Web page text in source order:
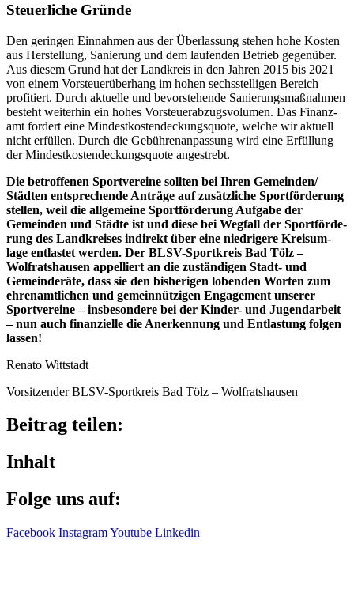
Steu­er­li­che Gründe
Den gerin­gen Einnah­men aus der Über­las­sung stehen hohe Kosten
aus Herstel­lung, Sanie­rung und dem laufen­den Betrieb gegen­über.
Aus diesem Grund hat der Land­kreis in den Jahren 2015 bis 2021
von einem Vorsteu­er­über­hang im hohen sechs­stel­li­gen Bereich
profi­tiert. Durch aktu­elle und bevor­ste­hende Sanie­rungs­maß­nah­men
besteht weiter­hin ein hohes Vorsteu­er­ab­zugs­vo­lu­men. Das Finanz­
amt fordert eine Mindest­kos­ten­de­ckungs­quote, welche wir aktu­ell
nicht erfül­len. Durch die Gebüh­ren­an­pas­sung wird eine Erfül­lung
der Mindest­kos­ten­de­ckungs­quote angestrebt.
Die betrof­fe­nen Sport­ver­eine soll­ten bei Ihren Gemeinden/​
Städten entspre­chende Anträge auf zusätz­li­che Sport­för­de­rung
stel­len, weil die allge­meine Sport­för­de­rung Aufgabe der
Gemein­den und Städte ist und diese bei Wegfall der Sport­för­de­
rung des Land­krei­ses indi­rekt über eine nied­ri­gere Kreis­um­
lage entlas­tet werden. Der BLSV-Sport­kreis Bad Tölz –
Wolfrats­hau­sen appel­liert an die zustän­di­gen Stadt- und
Gemein­de­räte, dass sie den bishe­ri­gen loben­den Worten zum
ehren­amt­li­chen und gemein­nüt­zi­gen Enga­ge­ment unse­rer
Sport­ver­eine – insbe­son­dere bei der Kinder- und Jugend­ar­beit
– nun auch finan­zi­elle die Aner­ken­nung und Entlas­tung folgen
lassen!
Renato Witt­stadt
Vorsit­zen­der BLSV-Sport­kreis Bad Tölz – Wolfratshausen
Beitrag teilen:
Inhalt
Folge uns auf:
Facebook InstagramYoutube Linkedin